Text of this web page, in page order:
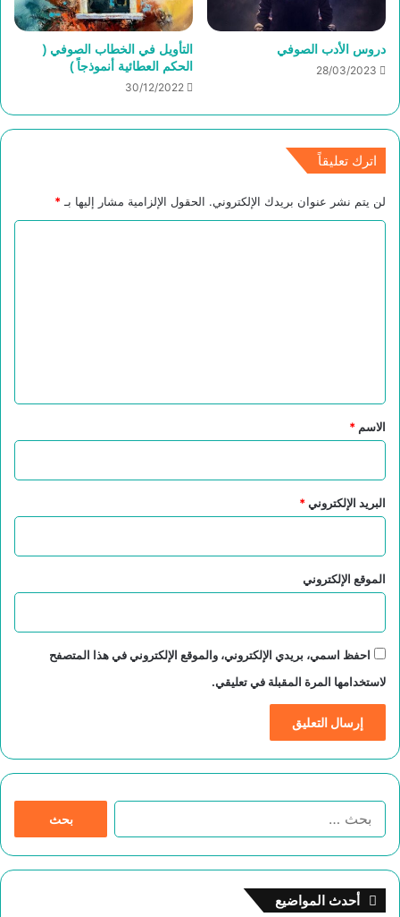
دروس الأدب الصوفي
28/03/2023
التأويل في الخطاب الصوفي (
الحكم العطائية أنموذجاً )
30/12/2022
اترك تعليقاً
لن يتم نشر عنوان بريدك الإلكتروني. الحقول الإلزامية مشار إليها بـ *
*
الاسم *
البريد الإلكتروني*
الموقع الإلكتروني
احفظ اسمي، بريدي الإلكتروني، والموقع الإلكتروني في هذا المتصفح
لاستخدامها المرة المقبلة في تعليقي.
أحدث المواضيع